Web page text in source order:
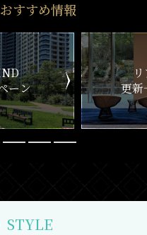
すすめ情報
ム
ック
新
STYLE